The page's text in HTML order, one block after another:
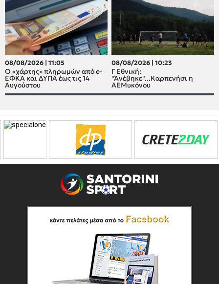
08/08/2026 | 11:05
Ο «χάρτης» πληρωμών από e-
ΕΦΚΑ και ΔΥΠΑ έως τις 14
Αυγούστου
08/08/2026 | 10:23
Γ Εθνική:
"Άνέβηκε"...Καρπενήσι η
ΑΕΜυκόνου